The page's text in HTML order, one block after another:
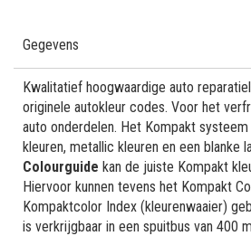
Gegevens
Kwalitatief hoogwaardige auto
originele autokleur codes. Voor het
auto onderdelen. Het Kompakt
kleuren, metallic kleuren en een blanke
Colourguide kan de juiste Kompakt
Hiervoor kunnen tevens het Kompakt
Kompaktcolor Index (kleurenwaaier)
is verkrijgbaar in een spuitbus van 400